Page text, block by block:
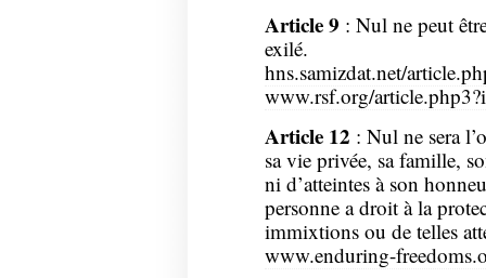
Article 9 : Nul ne peut
exilé.
hns.samizdat.net/
www.rsf.org/
Article 12 : Nul ne sera
sa vie privée, sa famille,
ni d’atteintes à son
personne a droit à la
immixtions ou de telles
www.enduring-